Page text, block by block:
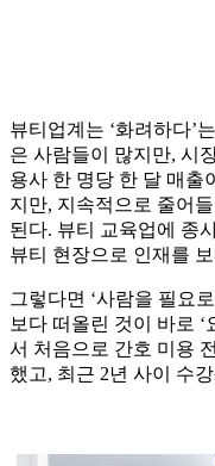
뷰티업계는 ‘화려하다’
은 사람들이 많지만, 시
용사 한 명당 한 달 매출
지만, 지속적으로 줄어
된다. 뷰티 교육업에 종
뷰티 현장으로 인재를
그렇다면 ‘사람을 필요
보다 떠올린 것이 바로 ‘
서 처음으로 간호 미용
했고, 최근 2년 사이 수